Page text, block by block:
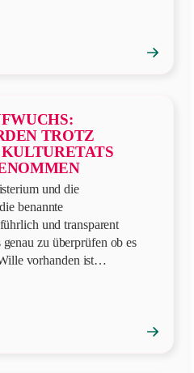
→
TROTZ
und die
benannte
und transparent
zu überprüfen ob es
vorhanden ist…
→